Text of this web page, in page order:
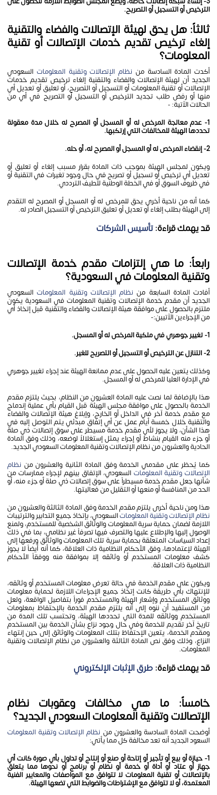
الترخيص أو التسجيل أو التصريح.
ثالثاً: هل يحق لهيئة الإتصالات والفضاء والتقنية
إلغاء ترخيص تقديم خدمات الإتصالات أو تقنية
المعلومات؟
أكدت المادة السادسة من نظام الإتصالات وتقنية المعلومات السعودي
الجديد أن لهيئة الإتصالات والفضاء والتقنية إلغاء ترخيص تقديم خدمات
الإتصالات أو تقنية المعلومات أو التسجيل أو التصريح، أو تعليق أو تعديل أي
منها أو رفض طلب تجديد الترخيص أو التسجيل أو التصريح في أي من
الحالات الآتية: -
1- عدم معالجة المرخص له أو المسجل أو المصرح له خلال مدة معقولة
تحددها الهيئة للمخالفات التي إرتكبها.
2- إنقضاء المرخص له أو المسجل أو المصرح له، أو حله.
ويكون لمجلس الهيئة بموجب ذات المادة بقرار مسبب إلغاء أو تعليق أو
تعديل أي ترخيص أو تسجيل أو تصريح في حال وجود تغيرات في التقنية أو
في ظروف السوق أو في الخطة الوطنية للطيف الترددي.
كما أنه من ناحية أخرى يحق للمرخص له أو المسجل أو المصرح له التقدم
إلى الهيئة بطلب إلغاء أو تعديل أو تعليق الترخيص أو التسجيل الصادر له.
قد يهمك قراءة:تأسيس الشركات
رابعاً: ما هي إلتزامات مقدم خدمة الإتصالات
وتقنية المعلومات في السعودية؟
أفادت المادة السابعة من نظام الإتصالات وتقنية المعلوماتالسعودي
الجديد أن مقدم خدمة الإتصالات وتقنية المعلومات في السعودية يكون
ملتزم بالحصول على موافقة هيئة الإتصالات والفضاء والتقنية قبل إتخاذ أي
من الإجراءين الآتيين:-
1- تغيير جوهري في ملكية المرخص له أو المسجل.
2- التنازل عن الترخيص أو التسجيل أو التصريح للغير.
وكذلك يتعين عليه الحصول على عدم ممانعة الهيئة عند إجراء تغيير جوهري
في الإدارة العليا للمرخص له أو المسجل.
هذا بالإضافة لما نصت عليه المادة العشرون من النظام، بحيث يلتزم مقدم
الخدمة بالحصول على موافقة مجلس الهيئة قبل القيام بأي عملية إندماج
مع مقدم خدمة آخر في الداخل أو الخارج، وإبلاغ هيئة الإتصالات والفضاء
والتقنية خلال خمسة أيام عمل عن أي إتفاق مبدئي يتم التوصل إليه في
هذا الشأن، ولا يجوز لأي مقدم خدمة مسيطر على سوق إتصالات ذي صلة
أو جزء منه القيام بنشاط أو إجراء يمثل إستغلالاً لوضعه، وذلك وفق المادة
الحادية والعشرون من نظام الإتصالات وتقنية المعلومات السعودي الجديد.
كما يُحظر على مقدمي الخدمة وفق المادة الثانية والعشرون من نظام
الإتصالات وتقنية المعلومات السعودي، الإتفاق بينهم لإجراء ممارسات من
شأنها جعل مقدم خدمة مسيطراً على سوق إتصالات ذي صلة أو جزء منه، أو
الحد من المنافسة أو منعها أو التقليل من فعاليتها.
هذا ومن ناحية أخرى يلتزم مقدم الخدمة وفق المادة الثالثة والعشرون من
نظام الإتصالات وتقنية المعلوماتالسعودي، بإتخاذ جميع التدابير والترتيبات
اللازمة لضمان حماية سرية المعلومات والوثائق الشخصية للمستخدم، ولمنع
الوصول إليها والإطلاع عليها والتصرف فيها تصرفاً غير نظامي، بما في ذلك
إعداد السياسات المتعلقة بحماية سرية تلك المعلومات والوثائق ورفعها إلى
الهيئة لإعتمادها، وفق الأحكام النظامية ذات العلاقة، كما أنه أيضاً لا يجوز
كشف معلومات المستخدم أو وثائقه إلا بموافقة منه ووفقاً الأحكام
النظامية ذات العلاقة.
ويكون على مقدم الخدمة في حالة تعرض معلومات المستخدم أو وثائقه،
للإنتهاك بأي طريقة كانت إتخاذ جميع الإجراءات اللازمة لحماية معلومات
ووثائق المستخدم وإشعار الهيئة والمستخدم فوراً بتفاصيل الواقعة، ولعل
من المستفيد أن ننوه إلى أنه يلتزم مقدم الخدمة بالإحتفاظ بمعلومات
المستخدم ووثائقه للمدة التي تحددها الهيئة، وتحتسب تلك المدة من
تاريخ آخر تقديم للخدمة وفي حال وجود نزاع بشأن الخدمة بين المستخدم
ومقدم الخدمة، يتعين الإحتفاظ بتلك المعلومات والوثائق إلى حين إنتهاء
النزاع، وذلك وفق نص المادة الثالثة والعشرون من نظام الإتصالات وتقنية
المعلومات.
قد يهمك قراءة:طرق الإثبات الإلكتروني
خامساً: ما هي مخالفات وعقوبات نظام
الإتصالات وتقنية المعلومات السعودي الجديد؟
أوضحت المادة السادسة والعشرون من نظام الإتصالات وتقنية المعلومات
السعود الجديد أنه تعد مخالفة كل مما يأتي:
1- حيازة أو بيع أو تأجير أو إتاحة أو صنع أو إنتاج أو تداول بأي صورة كانت أي
جهاز أو عتاد أو أداة أو خدمة أو نظام أو برنامج أو نحوها مما يتعلق
بالإتصالات أو تقنية المعلومات لا تتوافق مع المواصفات والمعايير الفنية
المعتمدة، أو لا تتوافق مع الإشتراطات والضوابط التي تضعها الهيئة.